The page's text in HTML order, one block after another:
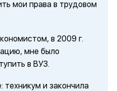
мои права в трудовом
в 2009 г.
мне было
в ВУЗ.
техникум и закончила